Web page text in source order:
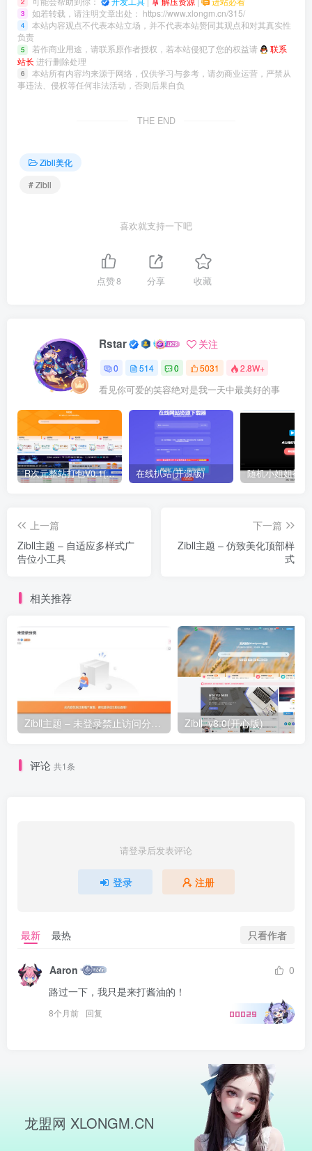
3 如若转载，请注明文章出处： https://www.xlongm.cn/315/
4
本站内容观点不代表本站立场，并不代表本站赞同其观点和对其真实性
负责
5 若作商业用途，请联系原作者授权，若本站侵犯了您的权益请
联系
站长 进行删除处理
6
本站所有内容均来源于网络，仅供学习与参考，请勿商业运营，严禁从
事违法、侵权等任何非法活动，否则后果自负
THE END
Zibll美化
# Zibll
喜欢就支持一下吧
点赞8 分享 收藏
Rstar 关注
0 514 0 5031 2.8W+
看见你可爱的笑容绝对是我一天中最美好的事
R次元整站打包V0.1(原创) 在线扒站(开源版)
上一篇
Zibll主题 – 自适应多样式广
告位小工具
下一篇
Zibll主题 – 仿致美化顶部样
式
相关推荐
Zibll_v8.0(开心版)
评论 共1条
请登录后发表评论
登录 注册
最新 最热 只看作者
Aaron
0
路过一下，我只是来打酱油的！
8个月前 回复 00029
龙盟网 XLONGM.CN